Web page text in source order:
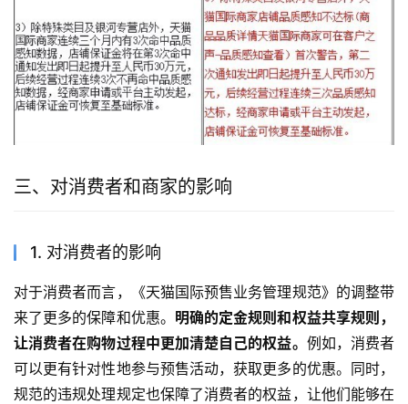
三、对消费者和商家的影响
1. 对消费者的影响
对于消费者而言，《天猫国际预售业务管理规范》的调整带
来了更多的保障和优惠。 明确的定金规则和权益共享规则，
让消费者在购物过程中更加清楚自己的权益。 例如，消费者
可以更有针对性地参与预售活动，获取更多的优惠。同时，
规范的违规处理规定也保障了消费者的权益，让他们能够在